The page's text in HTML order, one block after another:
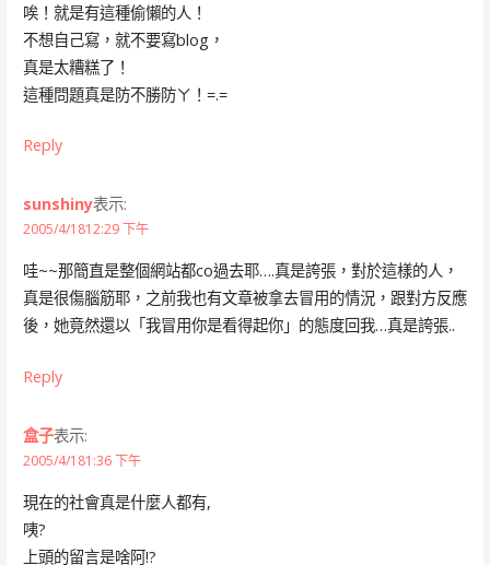
唉！就是有這種偷懶的人！
不想自己寫，就不要寫blog，
真是太糟糕了！
這種問題真是防不勝防ㄚ！=.=
Reply
sunshiny表示:
2005/4/1812:29 下午
哇~~那簡直是整個網站都co過去耶….真是誇張，對於這樣的人，
真是很傷腦筋耶，之前我也有文章被拿去冒用的情況，跟對方反應
後，她竟然還以「我冒用你是看得起你」的態度回我…真是誇張..
Reply
盒子表示:
2005/4/181:36 下午
現在的社會真是什麼人都有,
咦?
上頭的留言是啥阿!?